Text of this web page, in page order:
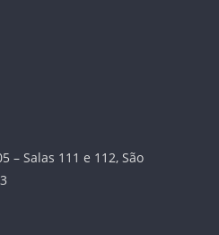
– Salas 111 e 112, São